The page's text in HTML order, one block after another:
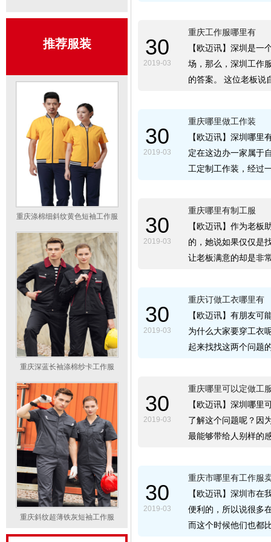
推荐服装
重庆涤棉细斜纹黄色短袖工作服
重庆深蓝长袖涤棉纱卡工作服
重庆斜纹超薄铁灰短袖工作服
30
2019-03
重庆工作服哪里有
【欧迈讯】深圳是
场，那么，深圳工作
的答案。 这位老板说
30
2019-03
重庆哪里做工作装
【欧迈讯】深圳哪
定在这边办一家属于
工定制工作装，经过
30
2019-03
重庆哪里有制工服
【欧迈讯】作为老
的，她说如果仅仅是
让老板满意的却是非
30
2019-03
重庆订做工衣哪里有
【欧迈讯】有朋友
为什么大家要穿工衣
起来找找这两个问题
30
2019-03
重庆哪里可以定做工
【欧迈讯】深圳哪
了解这个问题呢？因
最能够带给人别样的
30
2019-03
重庆市哪里有工作服
【欧迈讯】深圳市
便利的，所以说很多
而这个时候他们也都